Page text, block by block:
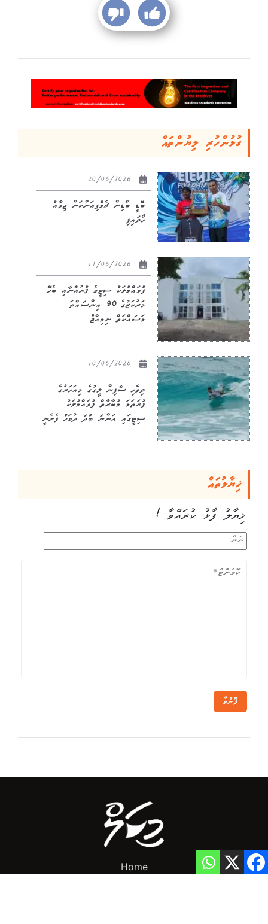
ގުޅުންހުރި ލިޔުންތައް
ބޮޑީ ބޯޑިން ޗެމްޕިއަންކަން ޖިވާއު
ހޯދައިފި
ފުވައްމުލަކު ސިޓީގެ ޤުރުއާނާއި ބެހޭ
މަރުކަޒުގެ 90 އިންސައްތަ
މަސައްކަތް ނިމިއްޖެ
ދިވެހި ސާފިން ލީގުގެ މިއަހަރުގެ
ފުރަތަމަ މުބާރާތް ފުވައްމުލަކު
ސިޓީގައި އަންނަ ބުދަ ދުވަހު ފެށެނީ
ޚިޔާލުތައް
ޚިޔާލު ފާޅު ކުރައްވާ !
ފޮނުވާ
Home